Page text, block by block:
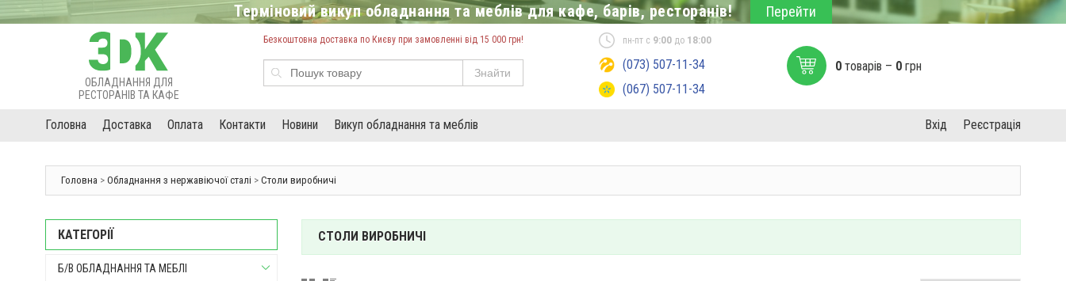
Терміновий викуп обладнання та меблів для кафе, барів, ресторанів! Перейти
ОБЛАДНАННЯ ДЛЯ
РЕСТОРАНІВ ТА КАФЕ
Безкоштовна доставка по Києву при замовленні від 15 000 грн!
Знайти
пн-пт с 9:00 до 18:00
(073) 507-11-34
(067) 507-11-34
0 товарів – 0 грн
Головна Доставка Оплата Контакти Новини Викуп обладнання та меблів Реєстрація
Вхід
Головна > Обладнання з нержавіючої сталі > Столи виробничі
СТОЛИ ВИРОБНИЧІ
КАТЕГОРІЇ
Б/В ОБЛАДНАННЯ ТА МЕБЛІ